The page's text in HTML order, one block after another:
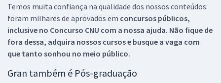
Temos muita confiança na qualidade dos nossos conteúdos:
foram milhares de aprovados em concursos públicos,
inclusive no Concurso CNU com a nossa ajuda. Não fique de
fora dessa, adquira nossos cursos e busque a vaga com
que tanto sonhou no meio público.
Gran também é Pós-graduação